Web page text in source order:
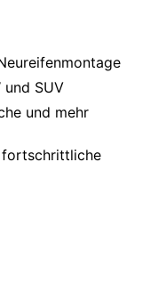
und SUV
und mehr
fortschrittliche